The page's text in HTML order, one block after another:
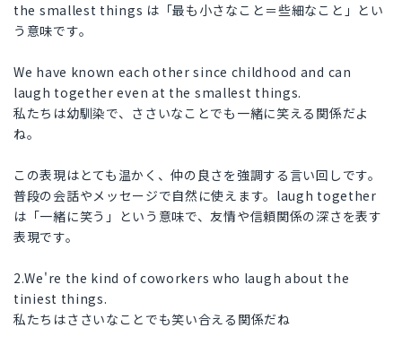
the smallest things は「最も小さなこと＝些細なこと」とい
う意味です。
We have known each other since childhood and can
laugh together even at the smallest things.
私たちは幼馴染で、ささいなことでも一緒に笑える関係だよ
ね。
この表現はとても温かく、仲の良さを強調する言い回しです。
普段の会話やメッセージで自然に使えます。laugh together
は「一緒に笑う」という意味で、友情や信頼関係の深さを表す
表現です。
2.We're the kind of coworkers who laugh about the
tiniest things.
私たちはささいなことでも笑い合える関係だね